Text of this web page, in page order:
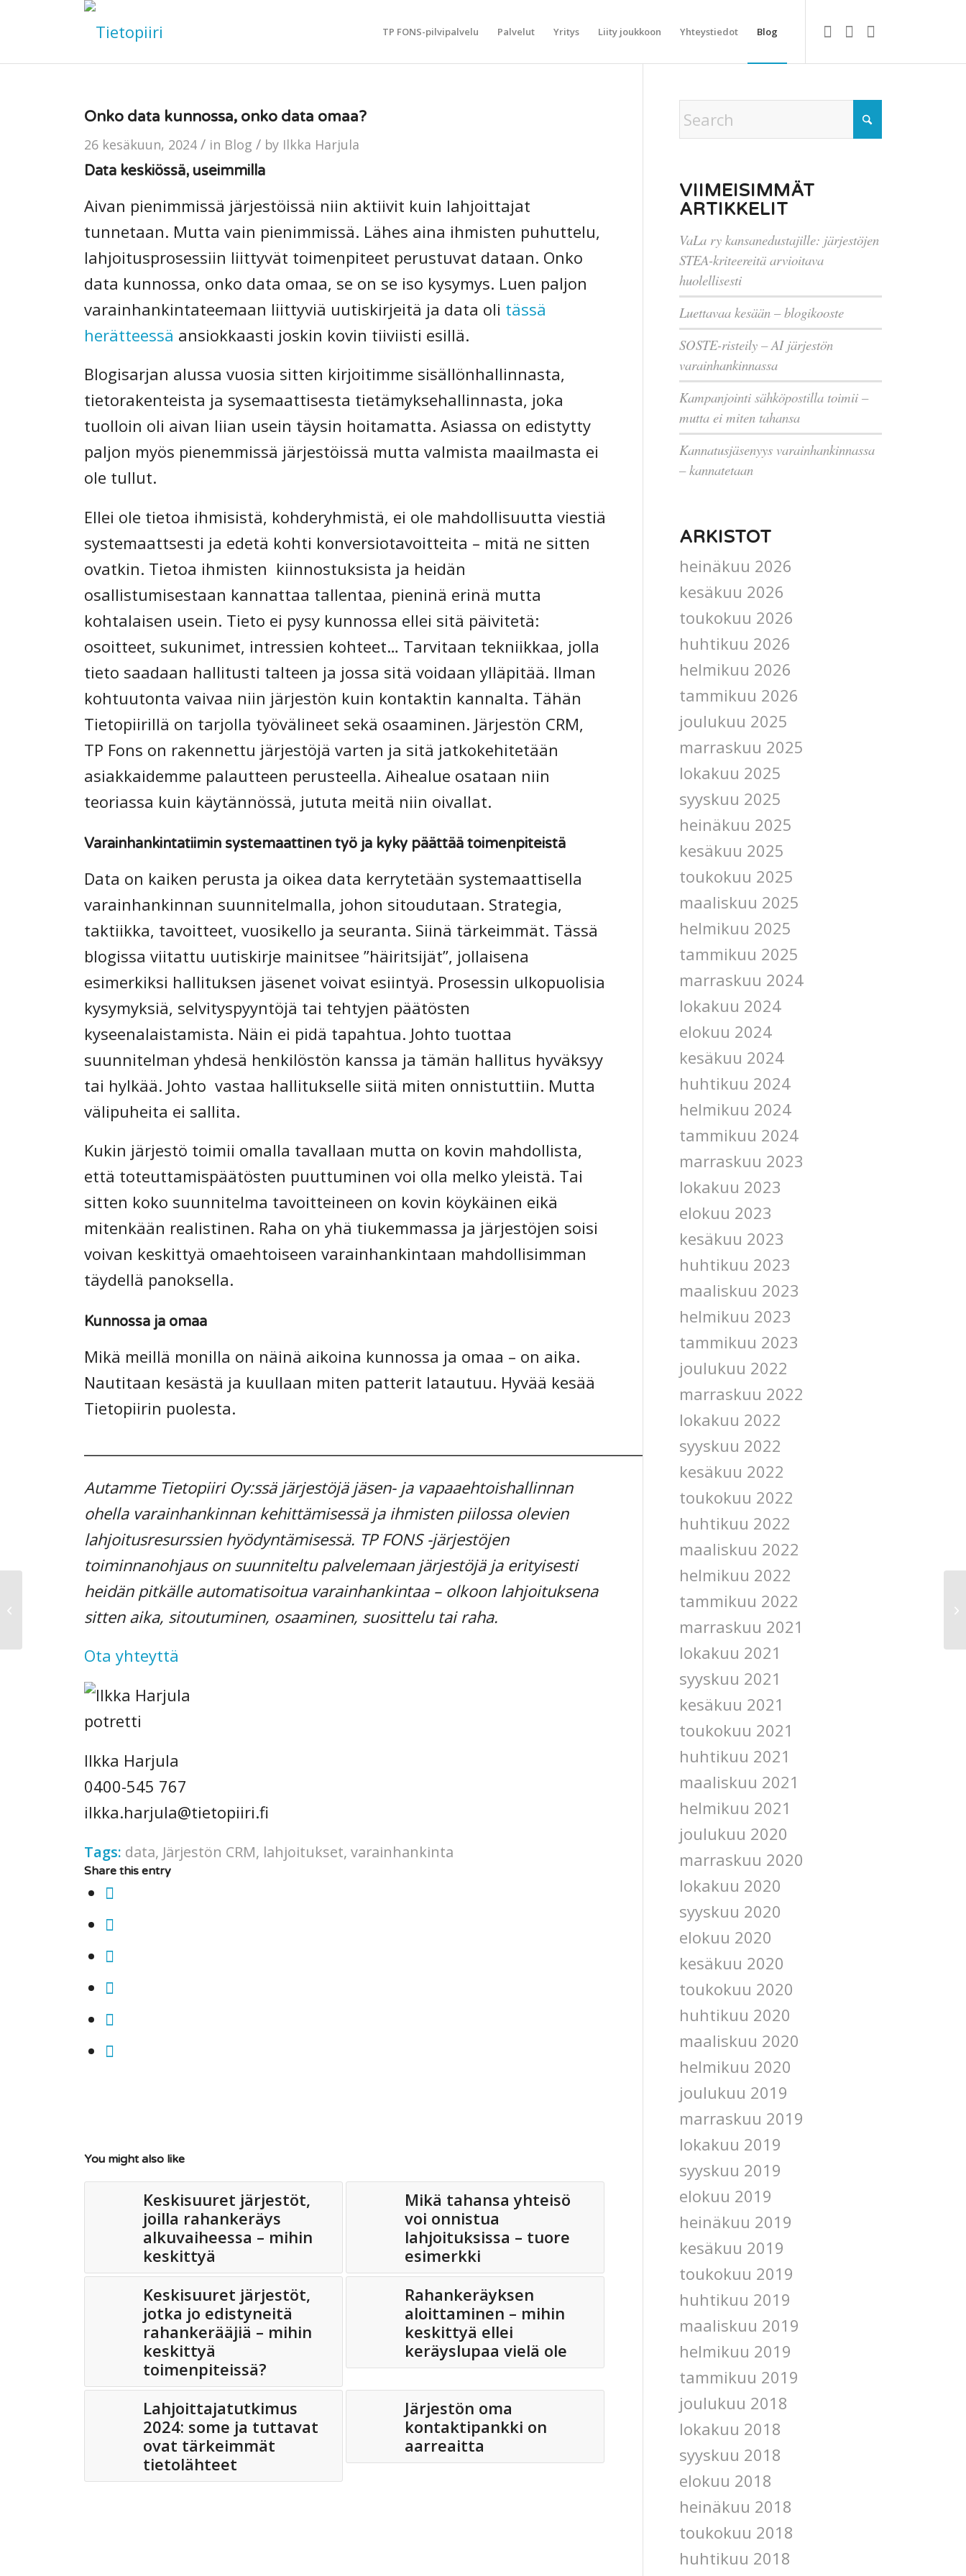
TP FONS-pilvipalvelu Palvelut Yritys Liity joukkoon Yhteystiedot Blog
Onko data kunnossa, onko data omaa?
26 kesäkuun, 2024 / in Blog / by Ilkka Harjula
Data keskiössä, useimmilla
Aivan pienimmissä järjestöissä niin aktiivit kuin lahjoittajat
tunnetaan. Mutta vain pienimmissä. Lähes aina ihmisten puhuttelu,
lahjoitusprosessiin liittyvät toimenpiteet perustuvat dataan. Onko
data kunnossa, onko data omaa, se on se iso kysymys. Luen paljon
varainhankintateemaan liittyviä uutiskirjeitä ja data oli tässä
herätteessä ansiokkaasti joskin kovin tiiviisti esillä.
Blogisarjan alussa vuosia sitten kirjoitimme sisällönhallinnasta,
tietorakenteista ja sysemaattisesta tietämyksehallinnasta, joka
tuolloin oli aivan liian usein täysin hoitamatta. Asiassa on edistytty
paljon myös pienemmissä järjestöissä mutta valmista maailmasta ei
ole tullut.
Ellei ole tietoa ihmisistä, kohderyhmistä, ei ole mahdollisuutta viestiä
systemaattsesti ja edetä kohti konversiotavoitteita – mitä ne sitten
ovatkin. Tietoa ihmisten kiinnostuksista ja heidän
osallistumisestaan kannattaa tallentaa, pieninä erinä mutta
kohtalaisen usein. Tieto ei pysy kunnossa ellei sitä päivitetä:
osoitteet, sukunimet, intressien kohteet… Tarvitaan tekniikkaa, jolla
tieto saadaan hallitusti talteen ja jossa sitä voidaan ylläpitää. Ilman
kohtuutonta vaivaa niin järjestön kuin kontaktin kannalta. Tähän
Tietopiirillä on tarjolla työvälineet sekä osaaminen. Järjestön CRM,
TP Fons on rakennettu järjestöjä varten ja sitä jatkokehitetään
asiakkaidemme palautteen perusteella. Aihealue osataan niin
teoriassa kuin käytännössä, jututa meitä niin oivallat.
Varainhankintatiimin systemaattinen työ ja kyky päättää toimenpiteistä
Data on kaiken perusta ja oikea data kerrytetään systemaattisella
varainhankinnan suunnitelmalla, johon sitoudutaan. Strategia,
taktiikka, tavoitteet, vuosikello ja seuranta. Siinä tärkeimmät. Tässä
blogissa viitattu uutiskirje mainitsee ”häiritsijät”, jollaisena
esimerkiksi hallituksen jäsenet voivat esiintyä. Prosessin ulkopuolisia
kysymyksiä, selvityspyyntöjä tai tehtyjen päätösten
kyseenalaistamista. Näin ei pidä tapahtua. Johto tuottaa
suunnitelman yhdesä henkilöstön kanssa ja tämän hallitus hyväksyy
tai hylkää. Johto vastaa hallitukselle siitä miten onnistuttiin. Mutta
välipuheita ei sallita.
Kukin järjestö toimii omalla tavallaan mutta on kovin mahdollista,
että toteuttamispäätösten puuttuminen voi olla melko yleistä. Tai
sitten koko suunnitelma tavoitteineen on kovin köykäinen eikä
mitenkään realistinen. Raha on yhä tiukemmassa ja järjestöjen soisi
voivan keskittyä omaehtoiseen varainhankintaan mahdollisimman
täydellä panoksella.
Kunnossa ja omaa
Mikä meillä monilla on näinä aikoina kunnossa ja omaa – on aika.
Nautitaan kesästä ja kuullaan miten patterit latautuu. Hyvää kesää
Tietopiirin puolesta.
_________________________________________________________________________________________________________________
Autamme Tietopiiri Oy:ssä järjestöjä jäsen- ja vapaaehtoishallinnan
ohella varainhankinnan kehittämisessä ja ihmisten piilossa olevien
lahjoitusresurssien hyödyntämisessä. TP FONS -järjestöjen
toiminnanohjaus on suunniteltu palvelemaan järjestöjä ja erityisesti
heidän pitkälle automatisoitua varainhankintaa – olkoon lahjoituksena
sitten aika, sitoutuminen, osaaminen, suosittelu tai raha.
Ota yhteyttä
Ilkka Harjula
0400-545 767
ilkka.harjula@tietopiiri.fi
Tags: data, Järjestön CRM, lahjoitukset,varainhankinta
Share this entry
You might also like
Keskisuuret järjestöt,
joilla rahankeräys
alkuvaiheessa – mihin
keskittyä
Mikä tahansa yhteisö
voi onnistua
lahjoituksissa – tuore
esimerkki
Keskisuuret järjestöt,
jotka jo edistyneitä
rahankerääjiä – mihin
keskittyä
toimenpiteissä?
Rahankeräyksen
aloittaminen – mihin
keskittyä ellei
keräyslupaa vielä ole
Lahjoittajatutkimus
2024: some ja tuttavat
ovat tärkeimmät
tietolähteet
Järjestön oma
kontaktipankki on
aarreaitta
VIIMEISIMMÄT
ARTIKKELIT
VaLa ry kansanedustajille: järjestöjen
STEA-kriteereitä arvioitava
huolellisesti
Luettavaa kesään – blogikooste
SOSTE-risteily – AI järjestön
varainhankinnassa
Kampanjointi sähköpostilla toimii –
mutta ei miten tahansa
Kannatusjäsenyys varainhankinnassa
– kannatetaan
ARKISTOT
heinäkuu 2026
kesäkuu 2026
toukokuu 2026
huhtikuu 2026
helmikuu 2026
tammikuu 2026
joulukuu 2025
marraskuu 2025
lokakuu 2025
syyskuu 2025
heinäkuu 2025
kesäkuu 2025
toukokuu 2025
maaliskuu 2025
helmikuu 2025
tammikuu 2025
marraskuu 2024
lokakuu 2024
elokuu 2024
kesäkuu 2024
huhtikuu 2024
helmikuu 2024
tammikuu 2024
marraskuu 2023
lokakuu 2023
elokuu 2023
kesäkuu 2023
huhtikuu 2023
maaliskuu 2023
helmikuu 2023
tammikuu 2023
joulukuu 2022
marraskuu 2022
lokakuu 2022
syyskuu 2022
kesäkuu 2022
toukokuu 2022
huhtikuu 2022
maaliskuu 2022
helmikuu 2022
tammikuu 2022
marraskuu 2021
lokakuu 2021
syyskuu 2021
kesäkuu 2021
toukokuu 2021
huhtikuu 2021
maaliskuu 2021
helmikuu 2021
joulukuu 2020
marraskuu 2020
lokakuu 2020
syyskuu 2020
elokuu 2020
kesäkuu 2020
toukokuu 2020
huhtikuu 2020
maaliskuu 2020
helmikuu 2020
joulukuu 2019
marraskuu 2019
lokakuu 2019
syyskuu 2019
elokuu 2019
heinäkuu 2019
kesäkuu 2019
toukokuu 2019
huhtikuu 2019
maaliskuu 2019
helmikuu 2019
tammikuu 2019
joulukuu 2018
lokakuu 2018
syyskuu 2018
elokuu 2018
heinäkuu 2018
toukokuu 2018
huhtikuu 2018
Kansalaisfoorumi: